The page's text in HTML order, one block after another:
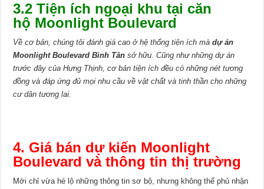
3.2 Tiện ích ngoại khu tại căn
hộ Moonlight Boulevard
Về cơ bản, chúng tôi đánh giá cao ở hệ thống tiện ích màdự án
Moonlight Boulevard Bình Tân sở hữu. Cũng như những dự án
trước đây của Hưng Thịnh, cơ bản tiện ích đều có những nét tương
đồng và đáp ứng đủ mọi nhu cầu về vật chất và tinh thần cho những
cư dân tương lai.
4. Giá bán dự kiến Moonlight
Boulevard và thông tin thị trường
Mới chỉ vừa hé lộ những thông tin sơ bộ, nhưng không thể phủ nhận